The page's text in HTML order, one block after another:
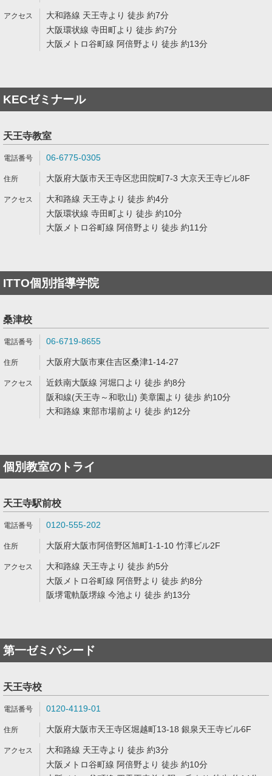
大和路線 天王寺より 徒歩 約7分
大阪環状線 寺田町より 徒歩 約7分
大阪メトロ谷町線 阿倍野より 徒歩 約13分
KECゼミナール
天王寺教室
06-6775-0305
大阪府大阪市天王寺区悲田院町7-3 大京天王寺ビル8F
大和路線 天王寺より 徒歩 約4分
大阪環状線 寺田町より 徒歩 約10分
大阪メトロ谷町線 阿倍野より 徒歩 約11分
ITTO個別指導学院
桑津校
06-6719-8655
大阪府大阪市東住吉区桑津1-14-27
近鉄南大阪線 河堀口より 徒歩 約8分
阪和線(天王寺～和歌山) 美章園より 徒歩 約10分
大和路線 東部市場前より 徒歩 約12分
個別教室のトライ
天王寺駅前校
0120-555-202
大阪府大阪市阿倍野区旭町1-1-10 竹澤ビル2F
大和路線 天王寺より 徒歩 約5分
大阪メトロ谷町線 阿倍野より 徒歩 約8分
阪堺電軌阪堺線 今池より 徒歩 約13分
第一ゼミパシード
天王寺校
0120-4119-01
大阪府大阪市天王寺区堀越町13-18 銀泉天王寺ビル6F
大和路線 天王寺より 徒歩 約3分
大阪メトロ谷町線 阿倍野より 徒歩 約10分